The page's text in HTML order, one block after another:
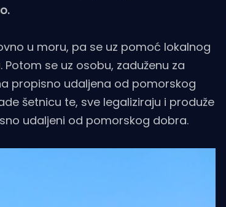
u moru, pa se uz pomoć lokalnog
se uz osobu, zaduženu za
propisno udaljena od pomorskog
šetnicu te, sve legaliziraju i produže
udaljeni od pomorskog dobra.